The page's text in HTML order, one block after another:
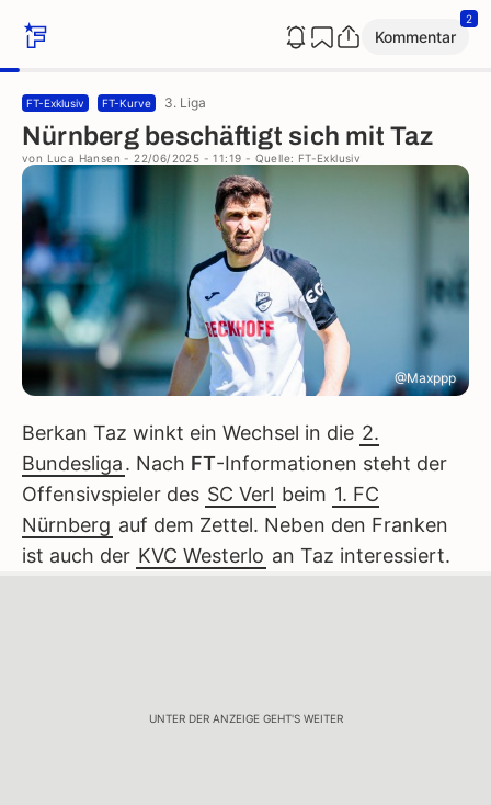
Kommentar
2
FT-Exklusiv FT-Kurve 3. Liga
Nürnberg beschäftigt sich mit Taz
von Luca Hansen - 22/06/2025 - 11:19 - Quelle: FT-Exklusiv
@Maxppp
Berkan Taz winkt ein Wechsel in die 2.
Bundesliga. Nach FT-Informationen steht der
Offensivspieler des SC Verl beim 1. FC
Nürnberg auf dem Zettel. Neben den Franken
ist auch der KVC Westerlo an Taz interessiert.
UNTER DER ANZEIGE GEHT'S WEITER